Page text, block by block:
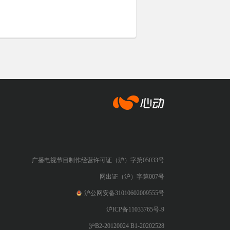
广播电视节目制作经营许可证（沪）字第05033号
网出证（沪）字第007号
沪公网安备31010602009555号
沪ICP备11033765号-9
沪B2-20120024 B1-20202528
心动网络